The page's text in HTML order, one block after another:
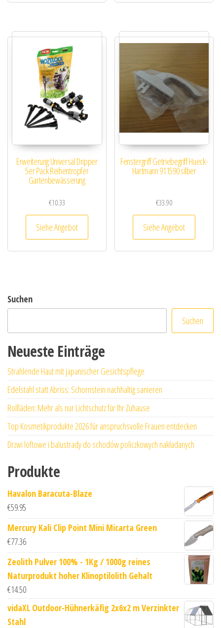
Erweiterung Universal Dripper
5er Pack Reihentropfer
Gartenbewässerung
€10.33
Siehe Angebot
Fenstergriff Getriebegriff Hueck-
Hartmann 911590 silber
€33.90
Siehe Angebot
Suchen
Suchen
Neueste Einträge
Strahlende Haut mit japanischer Gesichtspflege
Edelstahl statt Abriss: Schornstein nachhaltig sanieren
Rollläden: Mehr als nur Lichtschutz für Ihr Zuhause
Top Kosmetikprodukte 2026 für anspruchsvolle Frauen entdecken
Drzwi loftowe i balustrady do schodów policzkowych nakładanych
Produkte
Havalon Baracuta-Blaze
€59.95
Mercury Kali Clip Point Mini Micarta Green
€77.36
Zeolith Pulver 100% - 1Kg / 1000g reines
Naturprodukt hoher Klinoptilolith Gehalt
€14.50
vidaXL Outdoor-Hühnerkäfig 2x6x2 m Verzinkter
Stahl